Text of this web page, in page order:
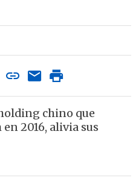
chino que
2016, alivia sus